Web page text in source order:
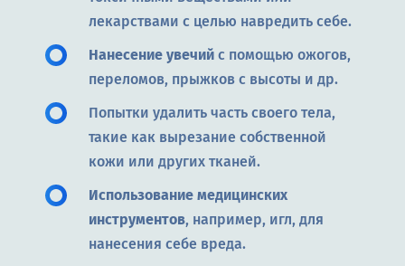
лекарствами с целью навредить себе.
Нанесение увечий с помощью ожогов,
переломов, прыжков с высоты и др.
Попытки удалить часть своего тела,
такие как вырезание собственной
кожи или других тканей.
Использование медицинских
инструментов, например, игл, для
нанесения себе вреда.